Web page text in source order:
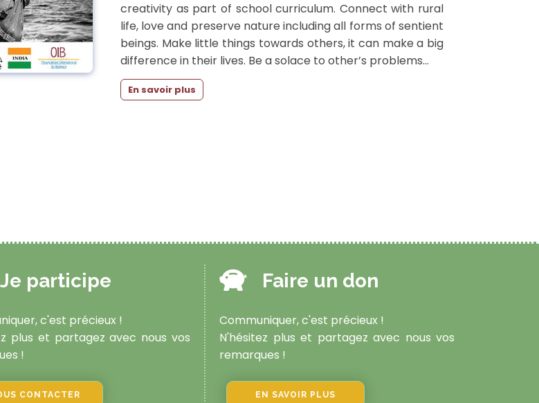
creativity as part of school curriculum. Connect with rural
life, love and preserve nature including all forms of sentient
beings. Make little things towards others, it can make a big
difference in their lives. Be a solace to other’s problems...
En savoir plus
Je participe
c'est précieux !
plus et partagez avec nous vos
!
CONTACTER
Faire un don
Communiquer, c'est précieux !
N'hésitez plus et partagez avec nous vos
remarques !
EN SAVOIR PLUS